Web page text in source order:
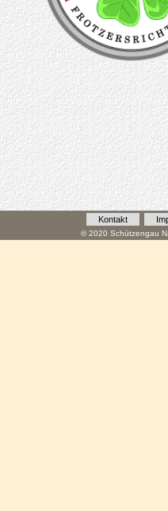
Kontakt
© 2020 Schützengau